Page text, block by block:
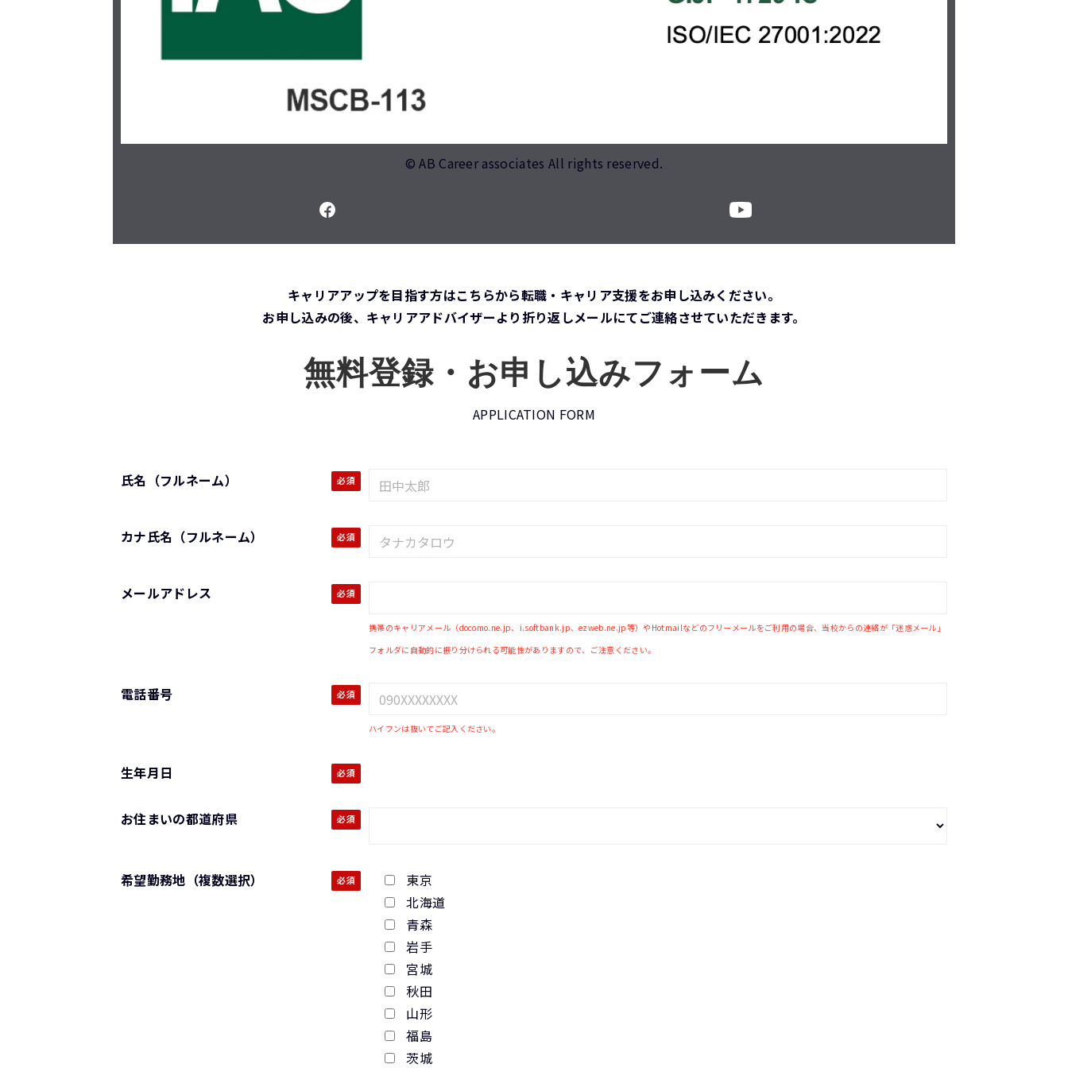
© AB Career associates All rights reserved.
キャリアアップを目指す方はこちらから転職・キャリア支援をお申し込みください。
お申し込みの後、キャリアアドバイザーより折り返しメールにてご連絡させていただきます。
無料登録・お申し込みフォーム
APPLICATION FORM
氏名（フルネーム）
カナ氏名（フルネーム）
メールアドレス
携帯のキャリアメール（docomo.ne.jp、i.softbank.jp、ezweb.ne.jp等）やHotmailなどのフリーメールをご利用の場合、当校からの連絡が「迷惑メール」
フォルダに自動的に振り分けられる可能性がありますので、ご注意ください。
電話番号
ハイフンは抜いてご記入ください。
生年月日
お住まいの都道府県
希望勤務地（複数選択）
東京
北海道
青森
岩手
宮城
秋田
山形
福島
茨城